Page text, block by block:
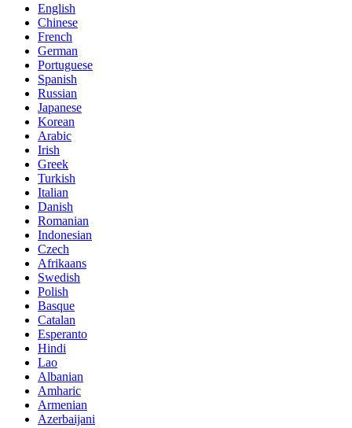
English
Chinese
French
German
Portuguese
Spanish
Russian
Japanese
Korean
Arabic
Irish
Greek
Turkish
Italian
Danish
Romanian
Indonesian
Czech
Afrikaans
Swedish
Polish
Basque
Catalan
Esperanto
Hindi
Lao
Albanian
Amharic
Armenian
Azerbaijani